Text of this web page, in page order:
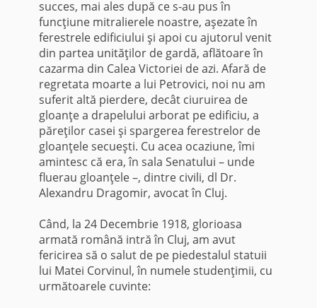
succes, mai ales după ce s-au pus în
funcţiune mitralierele noastre, aşezate în
ferestrele edificiului şi apoi cu ajutorul venit
din partea unităţilor de gardă, aflătoare în
cazarma din Calea Victoriei de azi. Afară de
regretata moarte a lui Petrovici, noi nu am
suferit altă pierdere, decât ciuruirea de
gloanţe a drapelului arborat pe edificiu, a
păreţilor casei şi spargerea ferestrelor de
gloanţele secueşti. Cu acea ocaziune, îmi
amintesc că era, în sala Senatului – unde
fluerau gloanţele –, dintre civili, dl Dr.
Alexandru Dragomir, avocat în Cluj.
Când, la 24 Decembrie 1918, glorioasa
armată română intră în Cluj, am avut
fericirea să o salut de pe piedestalul statuii
lui Matei Corvinul, în numele studenţimii, cu
următoarele cuvinte: